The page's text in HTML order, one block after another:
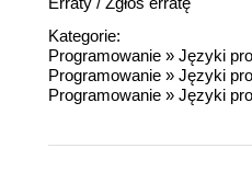
Kategorie:
Programowanie » Języki
Programowanie » Języki
Programowanie » Języki